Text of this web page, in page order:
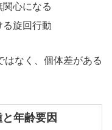
心になる
る旋回行動
はなく、個体差がある
年齢要因